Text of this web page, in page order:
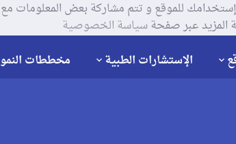
عبر صفحةسياسة الخصوصية
الإستشارات الطبية مخططات النمو